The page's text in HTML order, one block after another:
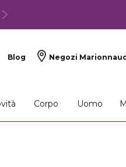
Blog Negozi Marionnaud
Corpo Uomo